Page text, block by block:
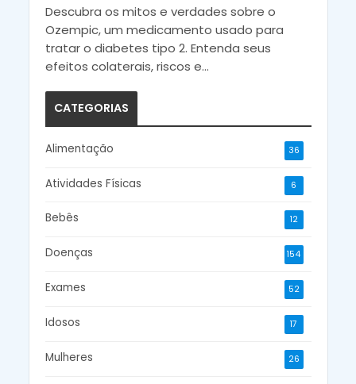
Descubra os mitos e verdades sobre o
Ozempic, um medicamento usado para
tratar o diabetes tipo 2. Entenda seus
efeitos colaterais, riscos e...
CATEGORIAS
Alimentação 36
Atividades Físicas 6
Bebês 12
Doenças 154
Exames 52
Idosos 17
Mulheres 26